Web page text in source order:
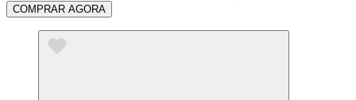
COMPRAR AGORA